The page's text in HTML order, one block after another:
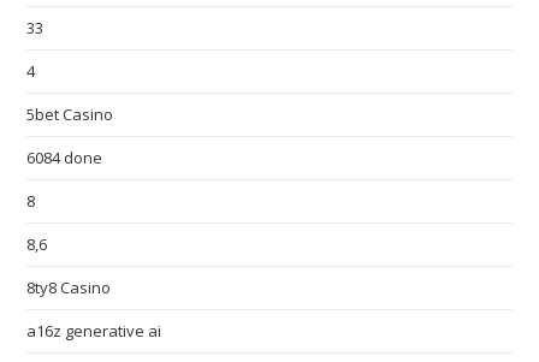
33
4
5bet Casino
6084 done
8
8,6
8ty8 Casino
a16z generative ai